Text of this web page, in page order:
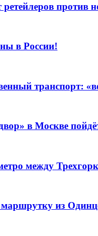
против
в России!
транспорт:
в Москве
между
маршрутку из